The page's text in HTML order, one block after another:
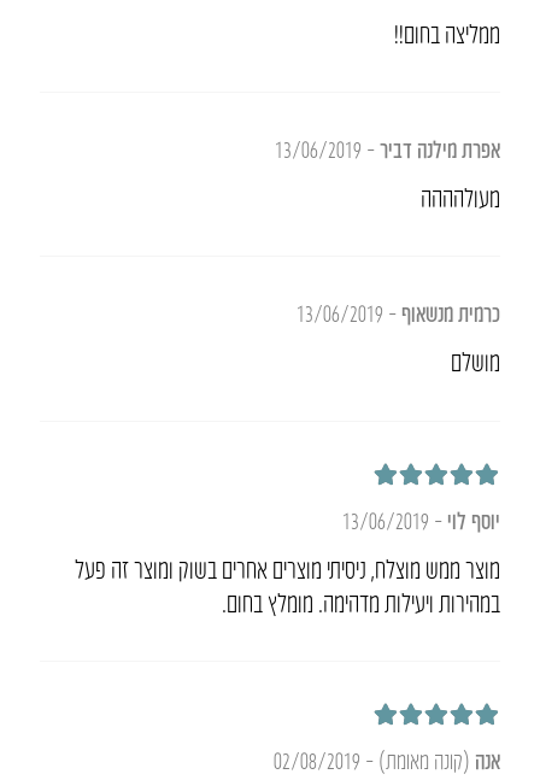
ממליצה בחום!!
אפרת מילנה דביר–
13/06/2019
מעולהההה
כרמית מנשאוף –
13/06/2019
מושלם
יוסף לוי –
13/06/2019
מוצר ממש מוצלח, ניסיתי מוצרים אחרים בשוק ומוצר זה פעל
במהירות ויעילות מדהימה. מומלץ בחום.
אנה (קונה מאומת) –
02/08/2019